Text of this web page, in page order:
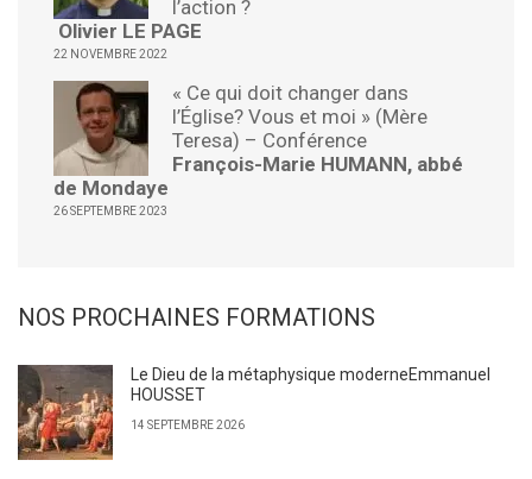
l’action ?
Olivier LE PAGE
22 NOVEMBRE 2022
« Ce qui doit changer dans
l’Église? Vous et moi » (Mère
Teresa) – Conférence
François-Marie HUMANN, abbé
de Mondaye
26 SEPTEMBRE 2023
NOS PROCHAINES FORMATIONS
Le Dieu de la métaphysique moderneEmmanuel
HOUSSET
14 SEPTEMBRE 2026